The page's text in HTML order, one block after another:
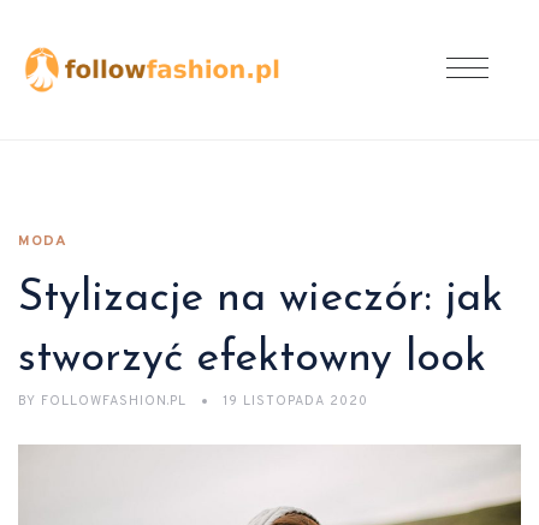
MODA
Stylizacje na wieczór: jak
stworzyć efektowny look
BY FOLLOWFASHION.PL 19 LISTOPADA 2020